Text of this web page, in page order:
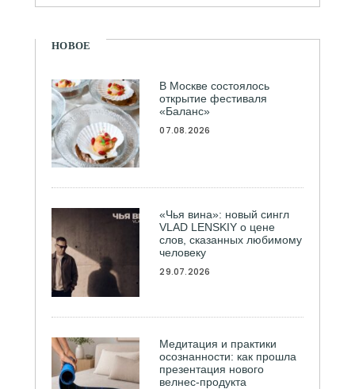
НОВОЕ
В Москве состоялось
открытие фестиваля
«Баланс»
07.08.2026
«Чья вина»: новый сингл
VLAD LENSKIY о цене
слов, сказанных любимому
человеку
29.07.2026
Медитация и практики
осознанности: как прошла
презентация нового
велнес-продукта